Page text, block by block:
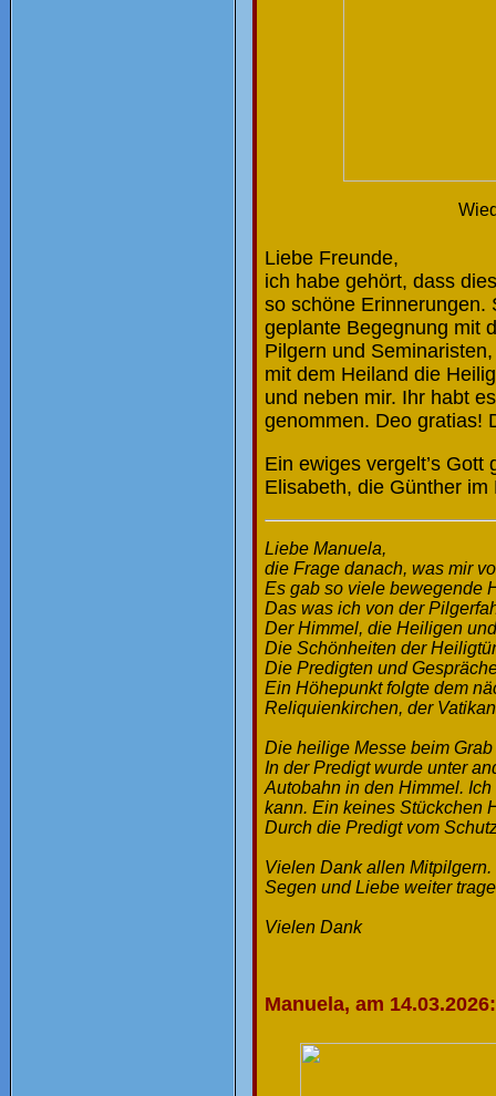
Liebe Freunde,
ich habe gehört, dass
so schöne Erinnerungen.
geplante Begegnung mit
Pilgern und
mit dem Heiland die
und neben mir. Ihr habt
genommen. Deo gratias!
Ein ewiges vergelt’s
Elisabeth, die Günther
Liebe Manuela,
die Frage danach, was mir
Es gab so viele bewegende
Das was ich von der
Der Himmel, die Heiligen
Die Schönheiten der
Die Predigten und
Ein Höhepunkt folgte dem
Reliquienkirchen, der
Die heilige Messe beim
In der Predigt wurde unter
Autobahn in den Himmel.
kann. Ein keines Stückchen
Durch die Predigt vom
Vielen Dank allen
Segen und Liebe weiter
Vielen Dank
Manuela, am 14.03.2026: